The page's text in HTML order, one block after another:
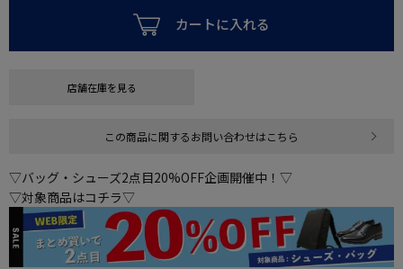
カートに入れる
店舗在庫を見る
この商品に関するお問い合わせはこちら
▽バッグ・シューズ2点目20%OFF企画開催中！▽
▽対象商品はコチラ▽